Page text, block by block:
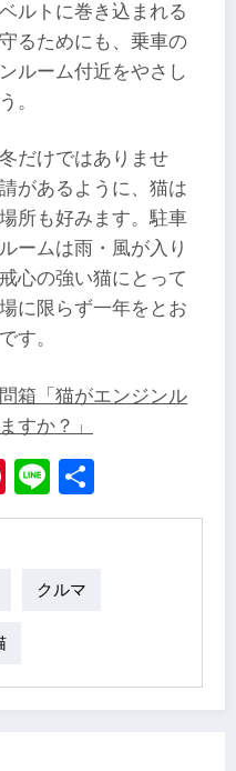
ルトに巻き込まれる
るためにも、乗車の
ルーム付近をやさし
。
だけではありませ
があるように、猫は
所も好みます。駐車
ームは雨・風が入り
心の強い猫にとって
に限らず一年をとお
す。
箱「猫がエンジンル
すか？」
Pinterest
Line
クルマ